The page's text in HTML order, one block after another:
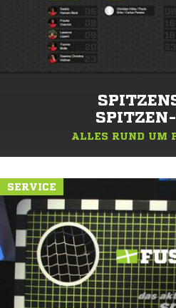
ALLES RUND UM
SERVICE